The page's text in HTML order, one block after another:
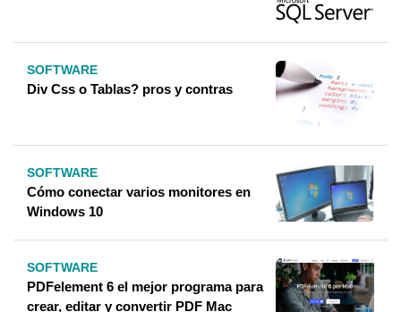
SOFTWARE
Div Css o Tablas? pros y contras
SOFTWARE
Cómo conectar varios monitores en
Windows 10
SOFTWARE
PDFelement 6 el mejor programa para
crear, editar y convertir PDF Mac